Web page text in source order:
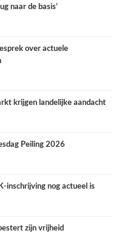
naar de basis’
over actuele
krijgen landelijke aandacht
Peiling 2026
inschrijving nog actueel is
zijn vrijheid